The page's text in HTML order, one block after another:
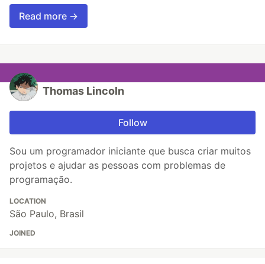
Read more →
Thomas Lincoln
Follow
Sou um programador iniciante que busca criar muitos
projetos e ajudar as pessoas com problemas de
programação.
LOCATION
São Paulo, Brasil
JOINED